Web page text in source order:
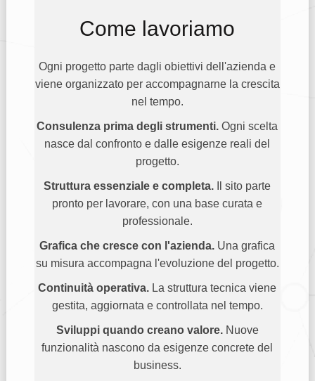
Come lavoriamo
Ogni progetto parte dagli obiettivi dell'azienda e
viene organizzato per accompagnarne la crescita
nel tempo.
Consulenza prima degli strumenti. Ogni scelta
nasce dal confronto e dalle esigenze reali del
progetto.
Struttura essenziale e completa. Il sito parte
pronto per lavorare, con una base curata e
professionale.
Grafica che cresce con l'azienda. Una grafica
su misura accompagna l'evoluzione del progetto.
Continuità operativa. La struttura tecnica viene
gestita, aggiornata e controllata nel tempo.
Sviluppi quando creano valore.Nuove
funzionalità nascono da esigenze concrete del
business.